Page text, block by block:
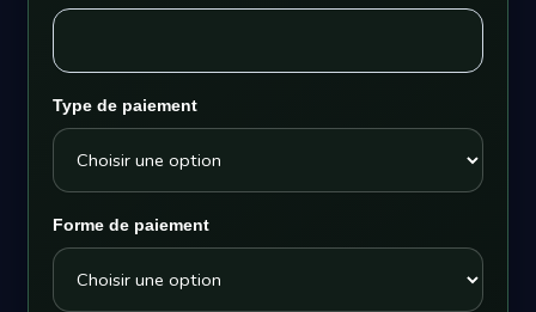
Type de paiement
Forme de paiement